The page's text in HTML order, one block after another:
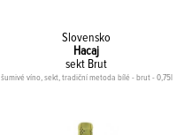
Slovensko
Hacaj
sekt Brut
šumivé víno, sekt, tradiční metoda bílé - brut - 0,75l